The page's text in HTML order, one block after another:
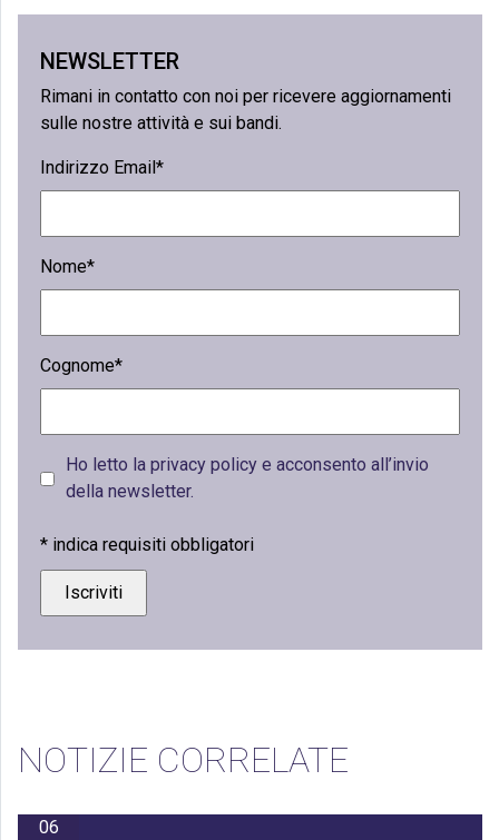
NEWSLETTER
Rimani in contatto con noi per ricevere aggiornamenti
sulle nostre attività e sui bandi.
Indirizzo Email*
Nome*
Cognome*
Ho letto la privacy policy e acconsento all’invio
della newsletter.
* indica requisiti obbligatori
NOTIZIE CORRELATE
06